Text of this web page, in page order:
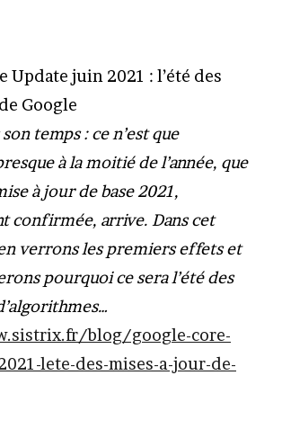
Update juin 2021 : l’été des
Google
temps : ce n’est que
à la moitié de l’année, que
à jour de base 2021,
confirmée, arrive. Dans cet
verrons les premiers effets et
pourquoi ce sera l’été des
blog/google-core-
lete-des-mises-a-jour-de-